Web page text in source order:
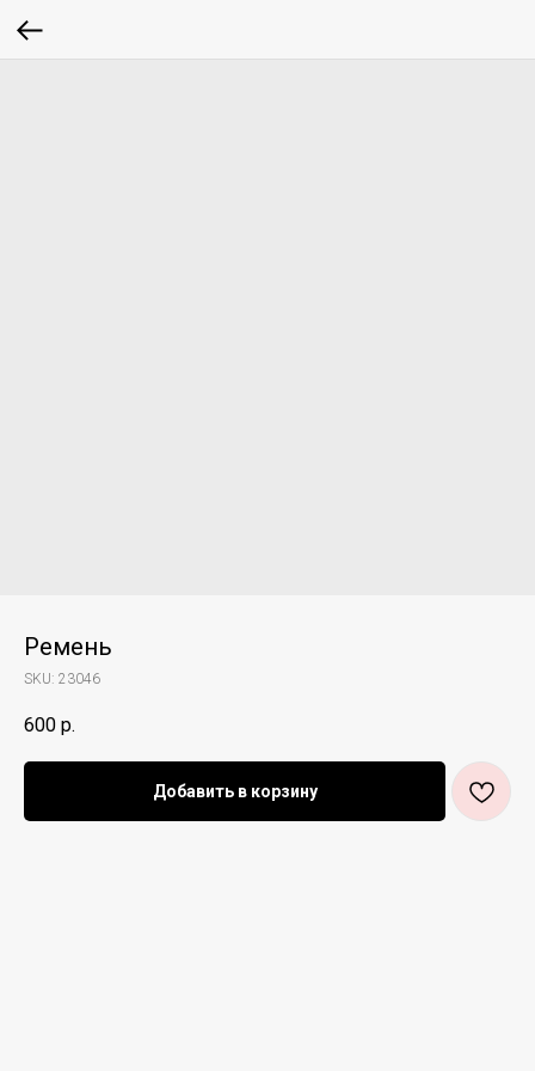
Ремень
SKU: 23046
600 р.
Добавить в корзину